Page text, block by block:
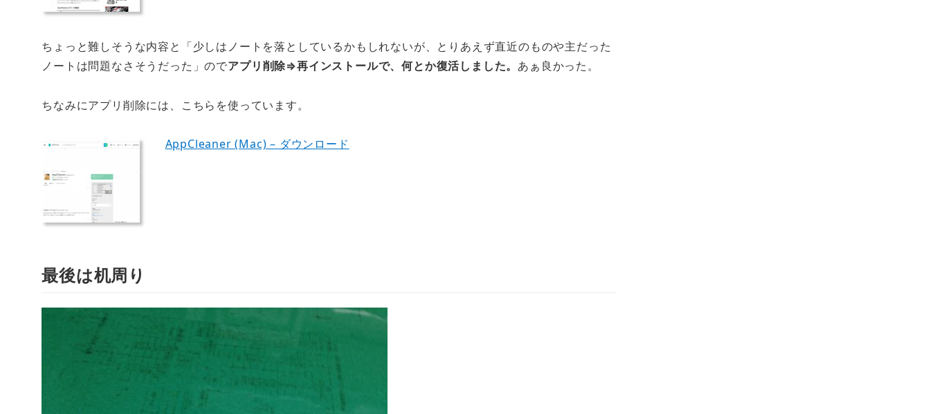
ちょっと難しそうな内容と「少しはノートを落としているかもしれないが、とりあえず直近のものや主だった
ノートは問題なさそうだった」のでアプリ削除⇒再インストールで、何とか復活しました。 あぁ良かった。
ちなみにアプリ削除には、こちらを使っています。
AppCleaner (Mac) – ダウンロード
最後は机周り